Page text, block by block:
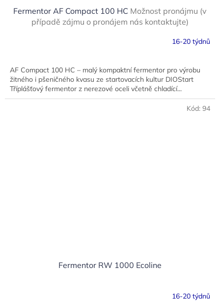
Fermentor AF Compact 100 HC Možnost pronájmu (v
případě zájmu o pronájem nás kontaktujte)
16-20 týdnů
AF Compact 100 HC – malý kompaktní fermentor pro výrobu
žitného i pšeničného kvasu ze startovacích kultur DIOStart
Tříplášťový fermentor z nerezové oceli včetně chladící...
Fermentor RW 1000 Ecoline
16-20 týdnů
Kód: 94